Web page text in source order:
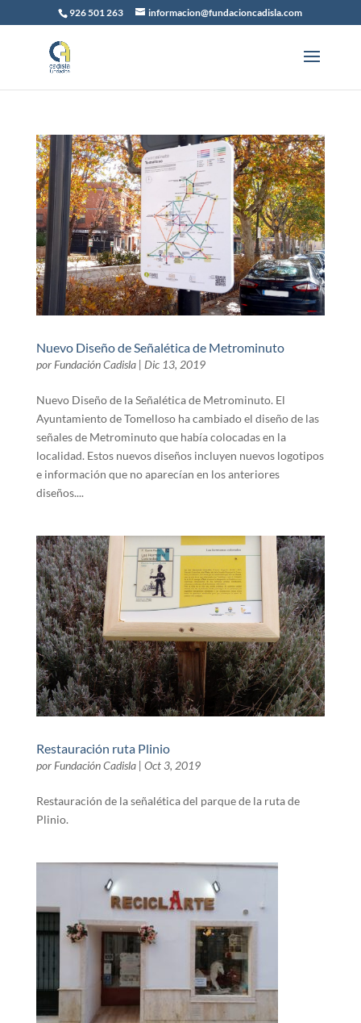
926 501 263 informacion@fundacioncadisla.com
Nuevo Diseño de Señalética de Metrominuto
por Fundación Cadisla| Dic 13, 2019
Nuevo Diseño de la Señalética de Metrominuto. El
Ayuntamiento de Tomelloso ha cambiado el diseño de las
señales de Metrominuto que había colocadas en la
localidad. Estos nuevos diseños incluyen nuevos logotipos
e información que no aparecían en los anteriores
diseños....
Restauración ruta Plinio
por Fundación Cadisla| Oct 3, 2019
Restauración de la señalética del parque de la ruta de
Plinio.